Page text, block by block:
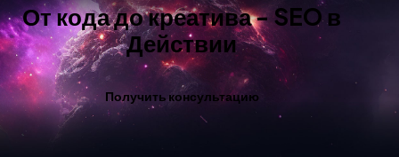
От кода до креатива - SEO в
Действии
Получить консультацию